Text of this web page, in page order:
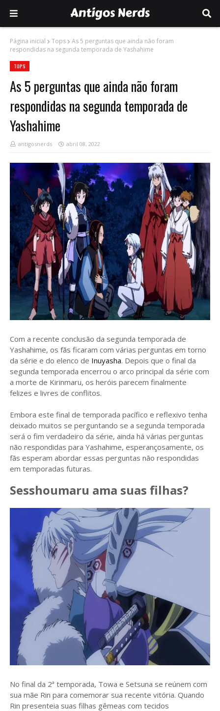
Página inicial Tops
As 5 perguntas que ainda não foram
respondidas na segunda temporada de Yashahime
TOPS
As 5 perguntas que ainda não foram
respondidas na segunda temporada de
Yashahime
antigosnerds abril 08, 2022
Com a recente conclusão da segunda temporada de
Yashahime, os fãs ficaram com várias perguntas em torno
da série e do elenco de Inuyasha. Depois que o final da
segunda temporada encerrou o arco principal da série com
a morte de Kirinmaru, os heróis parecem finalmente
felizes e livres de conflitos.
Embora este final de temporada pacífico e reflexivo tenha
deixado muitos se perguntando se a segunda temporada
será o fim verdadeiro da série, ainda há várias perguntas
não respondidas para Yashahime, esperançosamente, os
fãs esperam abordar essas perguntas não respondidas
em temporadas futuras.
Sesshoumaru ama suas filhas?
No final da 2ª temporada, Towa e Setsuna se reúnem com
sua mãe Rin para comemorar sua recente vitória. Quando
Rin presenteia suas filhas gêmeas com tecidos